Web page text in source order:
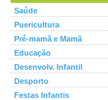
Saúde
Puericultura
Pré-mamã e Mamã
Educação
Desenvolv. Infantil
Desporto
Festas Infantis